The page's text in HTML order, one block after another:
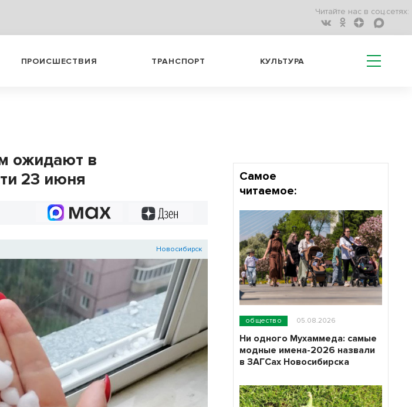
Читайте нас в соц.сетях:
ПРОИСШЕСТВИЯ ТРАНСПОРТ КУЛЬТУРА
ожидают в
23 июня
Новосибирск
Самое
читаемое:
общество 05.08.2026
Ни одного Мухаммеда: самые
модные имена-2026 назвали
в ЗАГСах Новосибирска